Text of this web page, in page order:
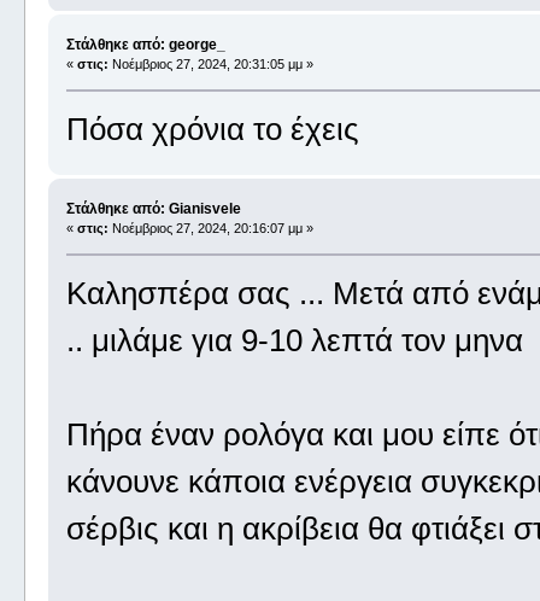
Στάλθηκε από: george_
« στις: Νοέμβριος 27, 2024, 20:31:05 μμ »
Πόσα χρόνια το έχεις
Στάλθηκε από: Gianisvele
« στις: Νοέμβριος 27, 2024, 20:16:07 μμ »
Καλησπέρα σας ... Μετά από
.. μιλάμε για 9-10 λεπτά τον μηνα
Πήρα έναν ρολόγα και μου είπε
κάνουνε κάποια ενέργεια
σέρβις και η ακρίβεια θα φτιάξει